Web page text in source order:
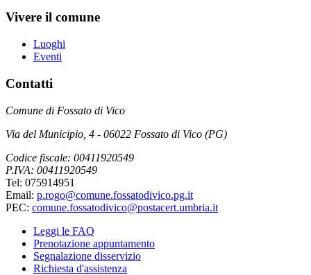
Vivere il comune
Luoghi
Eventi
Contatti
Comune di Fossato di Vico
Via del Municipio, 4 - 06022 Fossato di Vico (PG)
Codice fiscale: 00411920549
P.IVA: 00411920549
Tel: 075914951
Email: p.rogo@comune.fossatodivico.pg.it
PEC: comune.fossatodivico@postacert.umbria.it
Leggi le FAQ
Prenotazione appuntamento
Segnalazione disservizio
Richiesta d'assistenza